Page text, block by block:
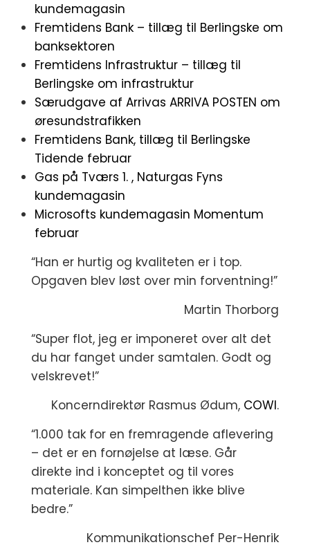
kundemagasin
Fremtidens Bank – tillæg til Berlingske om
banksektoren
Fremtidens Infrastruktur – tillæg til
Berlingske om infrastruktur
Særudgave af Arrivas ARRIVA POSTEN om
øresundstrafikken
Fremtidens Bank, tillæg til Berlingske
Tidende februar
Gas på Tværs 1. , Naturgas Fyns
kundemagasin
Microsofts kundemagasin Momentum
februar
“Han er hurtig og kvaliteten er i top.
Opgaven blev løst over min forventning!”
Martin Thorborg
“Super flot, jeg er imponeret over alt det
du har fanget under samtalen. Godt og
velskrevet!”
Koncerndirektør Rasmus Ødum, COWI.
“1.000 tak for en fremragende aflevering
– det er en fornøjelse at læse. Går
direkte ind i konceptet og til vores
materiale. Kan simpelthen ikke blive
bedre.”
Kommunikationschef Per-Henrik